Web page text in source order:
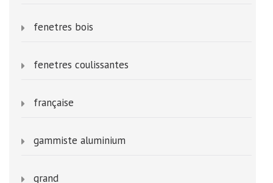
fenetres bois
fenetres coulissantes
française
gammiste aluminium
grand